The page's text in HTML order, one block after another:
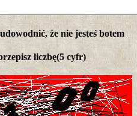
że nie jesteś botem
liczbę(5 cyfr)